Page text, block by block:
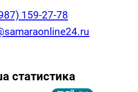
159-27-78
статистика